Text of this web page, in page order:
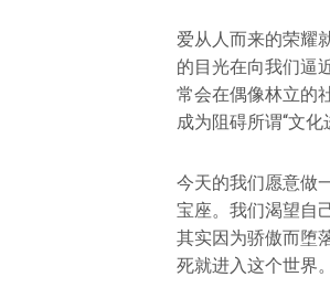
爱从人而来的荣耀
的目光在向我们逼
常会在偶像林立的
成为阻碍所谓“文化
今天的我们愿意做
宝座。我们渴望自
其实因为骄傲而堕
死就进入这个世界。